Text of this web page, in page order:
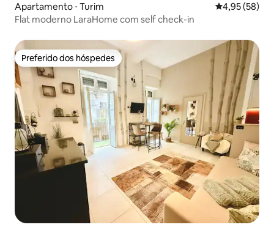
Apartamento ⋅ Turim 4,95 de uma
4,95 (58)
Flat moderno LaraHome com self check-in
Preferido dos hóspedes
Preferido dos hóspedes